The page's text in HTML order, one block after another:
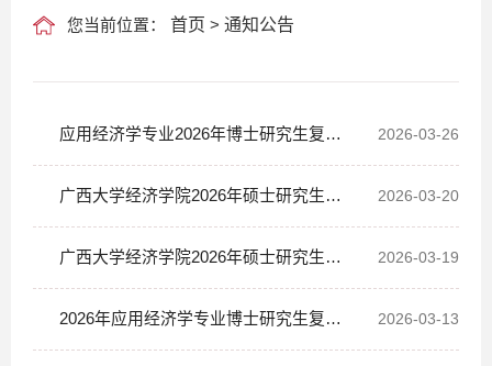
您当前位置： 首页 > 通知公告
2026-03-26
应用经济学专业2026年博士研究生复试
成绩公示 2026-03-20
广西大学经济学院2026年硕士研究生拟
复试名单公示（一志愿） 2026-03-19
广西大学经济学院2026年硕士研究生复
试录取实施细则 2026-03-13
2026年应用经济学专业博士研究生复试